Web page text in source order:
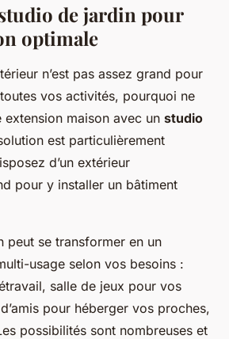
de jardin pour
optimale
n’est pas assez grand pour
vos activités, pourquoi ne
extension maison avec un studio
est particulièrement
d’un extérieur
pour y installer un bâtiment
peut se transformer en un
usage selon vos besoins :
salle de jeux pour vos
pour héberger vos proches,
possibilités sont nombreuses et